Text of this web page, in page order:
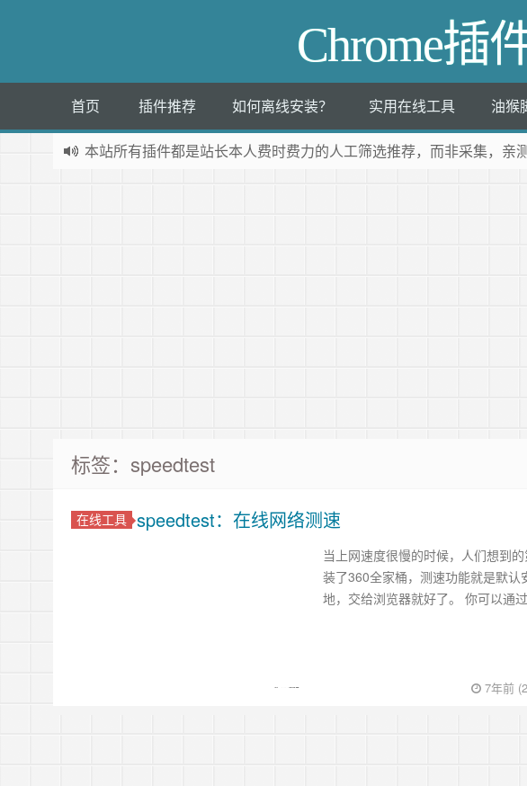
Chrome插
首页 插件推荐 如何离线安装？ 实用在线工具 油猴
本站所有插件都是站长本人费时费力的人工筛选推荐，而非采集，亲
标签：speedtest
在线工具 speedtest：在线网络测速
当上网速度很慢的时候，人们想到
装了360全家桶，测速功能就是默
地，交给浏览器就好了。 你可以
7年前